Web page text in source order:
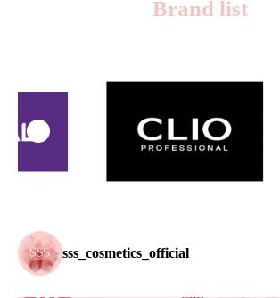
Brand list
sss_cosmetics_official